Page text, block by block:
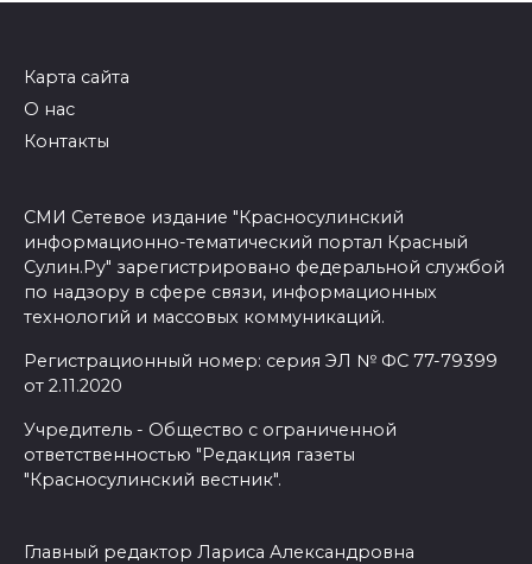
Карта сайта
О нас
Контакты
СМИ Сетевое издание "Красносулинский
информационно-тематический портал Красный
Сулин.Ру" зарегистрировано федеральной службой
по надзору в сфере связи, информационных
технологий и массовых коммуникаций.
Регистрационный номер: серия ЭЛ № ФС 77-79399
от 2.11.2020
Учредитель - Общество с ограниченной
ответственностью "Редакция газеты
"Красносулинский вестник".
Главный редактор Лариса Александровна